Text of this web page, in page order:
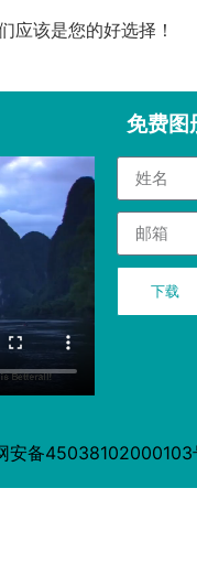
应该是您的好选择！
免费图
下载
安备45038102000103